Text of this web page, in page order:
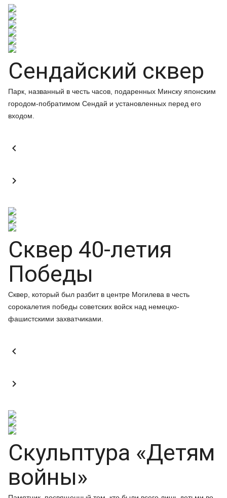
Сендайский сквер
Парк, названный в честь часов, подаренных Минску японским
городом-побратимом Сендай и установленных перед его
входом.


Сквер 40-летия
Победы
Сквер, который был разбит в центре Могилева в честь
сорокалетия победы советских войск над немецко-
фашистскими захватчиками.


Скульптура «Детям
войны»